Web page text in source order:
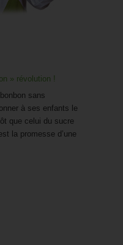
» révolution !
sans
à ses enfants le
que celui du sucre
la promesse d’une
adore avoir des
innovation, design
mettons en lumière